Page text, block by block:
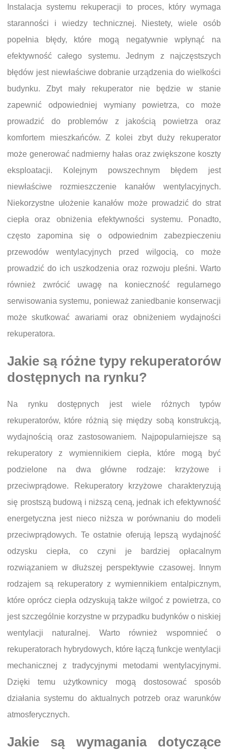
Instalacja systemu rekuperacji to proces, który wymaga
staranności i wiedzy technicznej. Niestety, wiele osób
popełnia błędy, które mogą negatywnie wpłynąć na
efektywność całego systemu. Jednym z najczęstszych
błędów jest niewłaściwe dobranie urządzenia do wielkości
budynku. Zbyt mały rekuperator nie będzie w stanie
zapewnić odpowiedniej wymiany powietrza, co może
prowadzić do problemów z jakością powietrza oraz
komfortem mieszkańców. Z kolei zbyt duży rekuperator
może generować nadmierny hałas oraz zwiększone koszty
eksploatacji. Kolejnym powszechnym błędem jest
niewłaściwe rozmieszczenie kanałów wentylacyjnych.
Niekorzystne ułożenie kanałów może prowadzić do strat
ciepła oraz obniżenia efektywności systemu. Ponadto,
często zapomina się o odpowiednim zabezpieczeniu
przewodów wentylacyjnych przed wilgocią, co może
prowadzić do ich uszkodzenia oraz rozwoju pleśni. Warto
również zwrócić uwagę na konieczność regularnego
serwisowania systemu, ponieważ zaniedbanie konserwacji
może skutkować awariami oraz obniżeniem wydajności
rekuperatora.
Jakie są różne typy rekuperatorów
dostępnych na rynku?
Na rynku dostępnych jest wiele różnych typów
rekuperatorów, które różnią się między sobą konstrukcją,
wydajnością oraz zastosowaniem. Najpopularniejsze są
rekuperatory z wymiennikiem ciepła, które mogą być
podzielone na dwa główne rodzaje: krzyżowe i
przeciwprądowe. Rekuperatory krzyżowe charakteryzują
się prostszą budową i niższą ceną, jednak ich efektywność
energetyczna jest nieco niższa w porównaniu do modeli
przeciwprądowych. Te ostatnie oferują lepszą wydajność
odzysku ciepła, co czyni je bardziej opłacalnym
rozwiązaniem w dłuższej perspektywie czasowej. Innym
rodzajem są rekuperatory z wymiennikiem entalpicznym,
które oprócz ciepła odzyskują także wilgoć z powietrza, co
jest szczególnie korzystne w przypadku budynków o niskiej
wentylacji naturalnej. Warto również wspomnieć o
rekuperatorach hybrydowych, które łączą funkcje wentylacji
mechanicznej z tradycyjnymi metodami wentylacyjnymi.
Dzięki temu użytkownicy mogą dostosować sposób
działania systemu do aktualnych potrzeb oraz warunków
atmosferycznych.
Jakie są wymagania dotyczące